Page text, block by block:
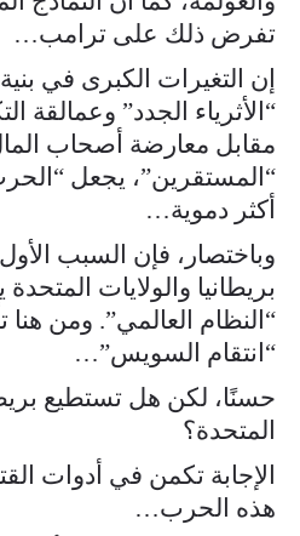
تفرض ذلك على ترامب…
إن التغيرات الكبرى في
“الأثرياء الجدد” وعمالقة
مقابل معارضة أصحاب
“المستقرين”، يجعل “الحرب
أكثر دموية…
وباختصار، فإن السبب
بريطانيا والولايات
“النظام العالمي”. ومن هنا
“انتقام السويس”…
حسنًا، لكن هل تستطيع
المتحدة؟
الإجابة تكمن في أدوات
هذه الحرب…